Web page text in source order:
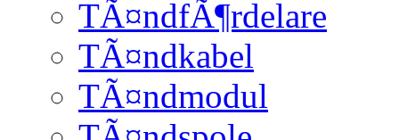
TÃ¤ndfÃ¶rdelare
TÃ¤ndkabel
TÃ¤ndmodul